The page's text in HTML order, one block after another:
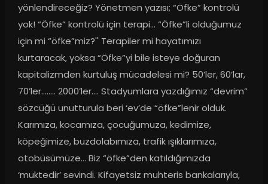
yönlendireceğiz? Yönetmen yazısı; “Öfke” kontrolü
yok! “Öfke” kontrolü için terapi… “Öfke”li olduğumuz
için mi “öfke”miz?'' Terapiler mi hayatımızı
kurtaracak, yoksa “Öfke”yi bile isteye doğuran
kapitalizmden kurtuluş mücadelesi mi? 50’ler, 60’lar,
70’ler…….. 2000’ler…. Stadyumlara yazdığımız “devrim”
sözcüğü unutturula beri ‘ev’de “öfke”lenir olduk.
Karımıza, kocamıza, çocuğumuza, kedimize,
köpeğimize, buzdolabımıza, trafik ışıklarımıza,
otobüsümüze… Biz “öfke”den katıldığımızda
‘muktedir’ sevindi. Kifayetsiz muhteris bankalarıyla,